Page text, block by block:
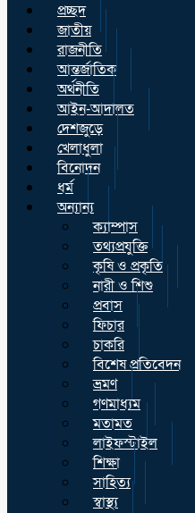
প্রচ্ছদ
জাতীয়
রাজনীতি
আন্তর্জাতিক
অর্থনীতি
আইন-আদালত
দেশজুড়ে
খেলাধুলা
বিনোদন
ধর্ম
অন্যান্য
ক্যাম্পাস
তথ্যপ্রযুক্তি
কৃষি ও প্রকৃতি
নারী ও শিশু
প্রবাস
ফিচার
চাকরি
বিশেষ প্রতিবেদন
ভ্রমণ
গণমাধ্যম
মতামত
লাইফস্টাইল
শিক্ষা
সাহিত্য
স্বাস্থ্য